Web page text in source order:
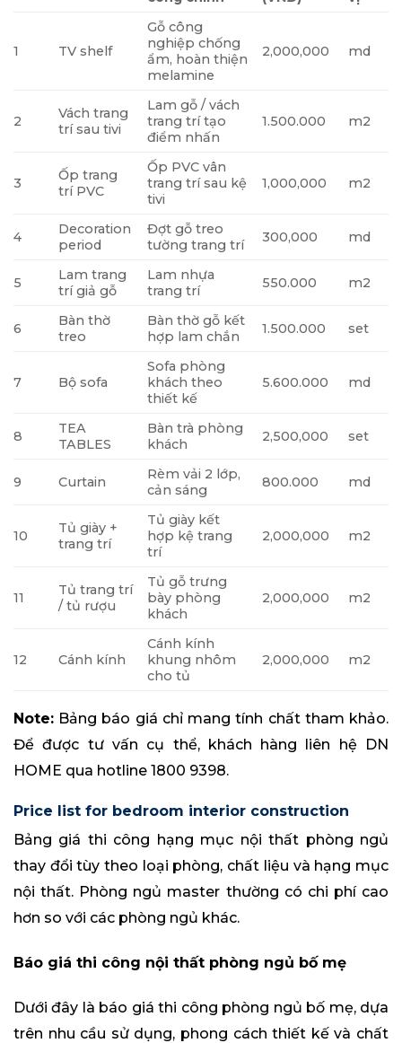
1 TV shelf
Gỗ công
nghiệp chống
ẩm, hoàn thiện
melamine
2,000,000 md
2
Vách trang
trí sau tivi
Lam gỗ / vách
trang trí tạo
điểm nhấn
1.500.000 m2
3
Ốp trang
trí PVC
Ốp PVC vân
trang trí sau kệ
tivi
1,000,000 m2
4
Decoration
period
Đợt gỗ treo
tường trang trí
300,000 md
5
Lam trang
trí giả gỗ
Lam nhựa
trang trí
550.000 m2
6
Bàn thờ
treo
Bàn thờ gỗ kết
hợp lam chắn
1.500.000 set
7 Bộ sofa
Sofa phòng
khách theo
thiết kế
5.600.000 md
8
TEA
TABLES
Bàn trà phòng
khách
2,500,000 set
9 Curtain
Rèm vải 2 lớp,
cản sáng
800.000 md
10
Tủ giày +
trang trí
Tủ giày kết
hợp kệ trang
trí
2,000,000 m2
11
Tủ trang trí
/ tủ rượu
Tủ gỗ trưng
bày phòng
khách
2,000,000 m2
12 Cánh kính
Cánh kính
khung nhôm
cho tủ
2,000,000 m2
Note: Bảng báo giá chỉ mang tính chất tham khảo.
Để được tư vấn cụ thể, khách hàng liên hệ DN
HOME qua hotline 1800 9398.
Price list for bedroom interior construction
Bảng giá thi công hạng mục nội thất phòng ngủ
thay đổi tùy theo loại phòng, chất liệu và hạng mục
nội thất. Phòng ngủ master thường có chi phí cao
hơn so với các phòng ngủ khác.
Báo giá thi công nội thất phòng ngủ bố mẹ
Dưới đây là báo giá thi công phòng ngủ bố mẹ, dựa
trên nhu cầu sử dụng, phong cách thiết kế và chất